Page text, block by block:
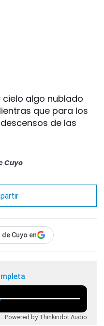
cielo algo nublado
que para los
de las
Cuyo
Cuyo en
Powered by Thinkindot Audio